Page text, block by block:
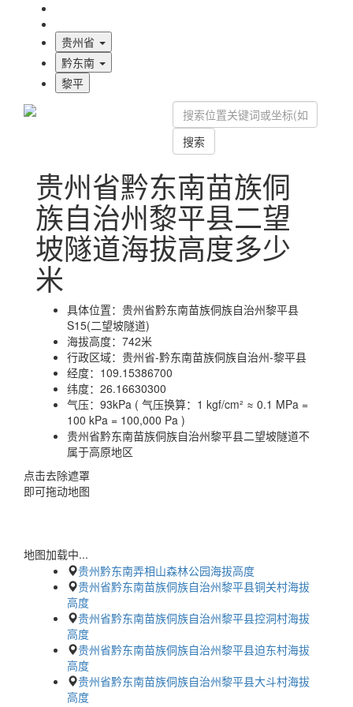
贵州省
黔东南
黎平
搜索
贵州省黔东南苗族侗
族自治州黎平县二望
坡隧道海拔高度多少
米
具体位置： 贵州省黔东南苗族侗族自治州黎平县
S15(二望坡隧道)
海拔高度： 742米
行政区域： 贵州省-黔东南苗族侗族自治州-黎平县
经度： 109.15386700
纬度： 26.16630300
气压： 93kPa ( 气压换算：1 kgf/cm² ≈ 0.1 MPa =
100 kPa = 100,000 Pa )
贵州省黔东南苗族侗族自治州黎平县二望坡隧道不
属于高原地区
点击去除遮罩
即可拖动地图
地图加载中...
贵州黔东南弄相山森林公园海拔高度
贵州省黔东南苗族侗族自治州黎平县铜关村海拔
高度
贵州省黔东南苗族侗族自治州黎平县控洞村海拔
高度
贵州省黔东南苗族侗族自治州黎平县迫东村海拔
高度
贵州省黔东南苗族侗族自治州黎平县大斗村海拔
高度